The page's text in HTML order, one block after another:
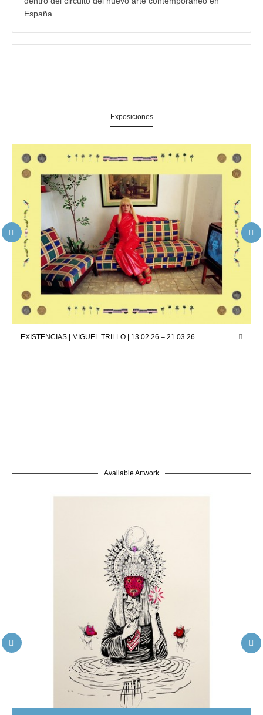
España.
Exposiciones
EXISTENCIAS | MIGUEL TRILLO | 13.02.26 – 21.03.26
Available Artwork